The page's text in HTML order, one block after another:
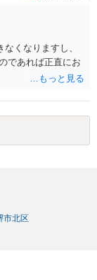
くなりますし、
であれば正直にお
市北区